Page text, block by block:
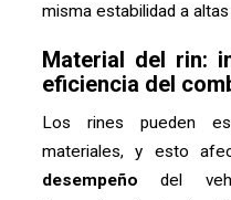
misma estabilidad a
Material del rin:
eficiencia del
Los rines pueden
materiales, y esto
desempeño del